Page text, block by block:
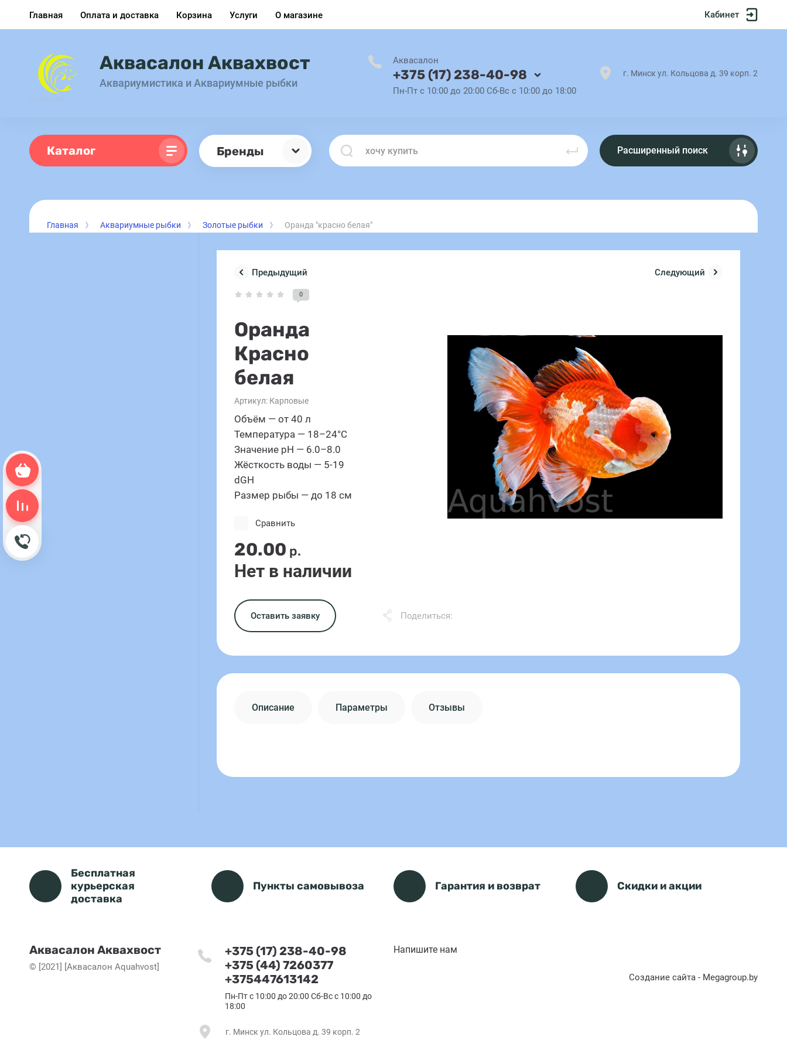
Корзина пуста
Обратный звонок
Главная Оплата и доставка Корзина Услуги О магазине Кабинет
Аквасалон Аквахвост
Аквариумистика и Аквариумные рыбки
Аквасалон
+375 (17) 238-40-98
Пн-Пт с 10:00 до 20:00 Сб-Вс с 10:00 до 18:00
г. Минск ул. Кольцова д. 39 корп. 2
Каталог Бренды Расширенный поиск
Главная Аквариумные рыбки Золотые рыбки Оранда "красно белая"
Предыдущий Следующий
0
Оранда
Красно
белая
Артикул: Карповые
Объём — от 40 л
Температура — 18–24°C
Значение pH — 6.0–8.0
Жёсткость воды — 5-19
dGH
Размер рыбы — до 18 см
20.00 р.
Нет в наличии
Сравнить
Оставить заявку Поделиться:
Описание Параметры Отзывы
Бесплатная
курьерская
доставка
Пункты самовывоза Гарантия и возврат Скидки и акции
Аквасалон Аквахвост
© [2021] [Аквасалон Aquahvost]
+375 (17) 238-40-98
+375 (44) 7260377
+375447613142
Пн-Пт с 10:00 до 20:00 Сб-Вс с 10:00 до
18:00
г. Минск ул. Кольцова д. 39 корп. 2
Напишите нам
Создание сайта - Megagroup.by